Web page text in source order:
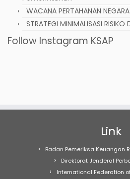
WACANA PERTAHANAN
STRATEGI MINIMALISASI RISIKO
Follow Instagram KSAP
Link
Badan Pemeriksa Keuangan
Direktorat Jenderal
International Federation